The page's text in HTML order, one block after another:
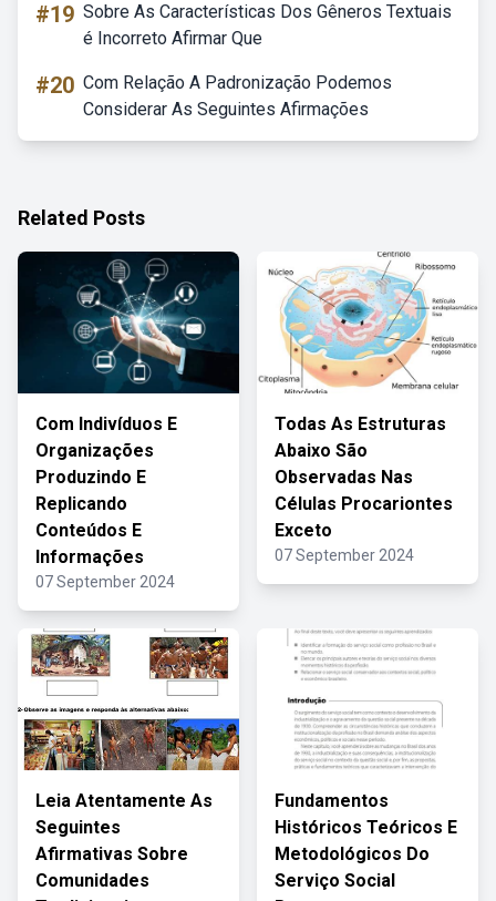
#19 Sobre As Características Dos Gêneros Textuais
é Incorreto Afirmar Que
#20 Com Relação A Padronização Podemos
Considerar As Seguintes Afirmações
Related Posts
Com Indivíduos E
Organizações
Produzindo E
Replicando
Conteúdos E
Informações
07 September 2024
Todas As Estruturas
Abaixo São
Observadas Nas
Células Procariontes
Exceto
07 September 2024
Leia Atentamente As
Seguintes
Afirmativas Sobre
Comunidades
Fundamentos
Históricos Teóricos E
Metodológicos Do
Serviço Social